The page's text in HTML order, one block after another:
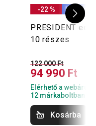
-22 % Ingyen
PRESIDENT
10 részes
122 000 Ft
94 990 Ft
Elérhető a
12 márkaboltban
Kosárba